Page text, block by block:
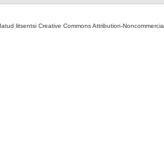
litsentsi Creative Commons Attribution-